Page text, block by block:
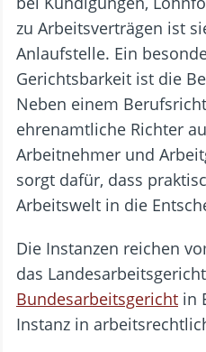
zu Arbeitsverträgen ist
Anlaufstelle. Ein
Gerichtsbarkeit ist die
Neben einem
ehrenamtliche Richter
Arbeitnehmer und
sorgt dafür, dass
Arbeitswelt in die
Die Instanzen reichen
das
Bundesarbeitsgericht in
Instanz in